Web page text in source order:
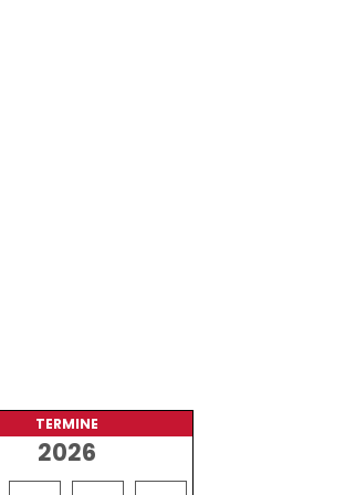
TERMINE
2026